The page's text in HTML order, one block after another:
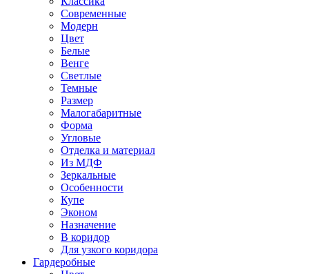
Современные
Модерн
Цвет
Белые
Венге
Светлые
Темные
Размер
Малогабаритные
Форма
Угловые
Отделка и материал
Из МДФ
Зеркальные
Особенности
Купе
Эконом
Назначение
В коридор
Для узкого коридора
Гардеробные